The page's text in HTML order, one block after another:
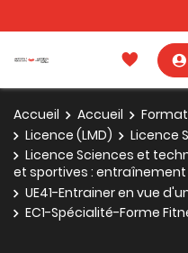
Accueil Accueil
Licence (LMD)
Licence
Licence Sciences et
et sportives :
UE41-Entrainer en vue
EC1-Spécialité-Forme